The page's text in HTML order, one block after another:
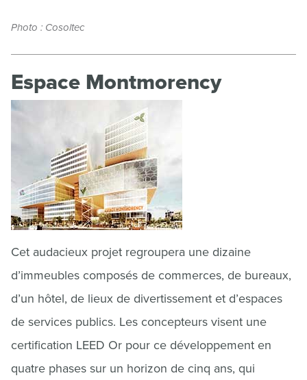
Photo : Cosoltec
Espace Montmorency
Cet audacieux projet regroupera une dizaine
d’immeubles composés de commerces, de bureaux,
d’un hôtel, de lieux de divertissement et d’espaces
de services publics. Les concepteurs visent une
certification LEED Or pour ce développement en
quatre phases sur un horizon de cinq ans, qui